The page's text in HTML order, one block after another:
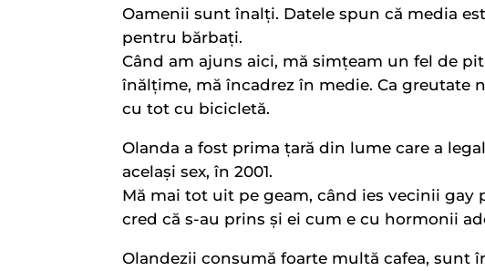
Oamenii sunt înalți. Datele spun că media
pentru bărbați.
Când am ajuns aici, mă simțeam un fel de
înălțime, mă încadrez în medie. Ca greutate
cu tot cu bicicletă.
Olanda a fost prima țară din lume care a
același sex, în 2001.
Mă mai tot uit pe geam, când ies vecinii gay
cred că s-au prins și ei cum e cu hormonii
Olandezii consumă foarte multă cafea, sunt